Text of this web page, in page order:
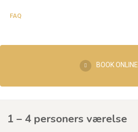
FAQ
BOOK ONLINE
1 – 4 personers værelse